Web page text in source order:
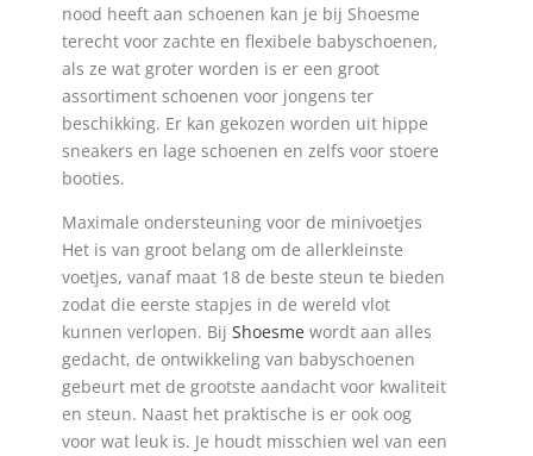
nood heeft aan schoenen kan je bij Shoesme
terecht voor zachte en flexibele babyschoenen,
als ze wat groter worden is er een groot
assortiment schoenen voor jongens ter
beschikking. Er kan gekozen worden uit hippe
sneakers en lage schoenen en zelfs voor stoere
booties.
Maximale ondersteuning voor de minivoetjes
Het is van groot belang om de allerkleinste
voetjes, vanaf maat 18 de beste steun te bieden
zodat die eerste stapjes in de wereld vlot
kunnen verlopen. Bij Shoesme wordt aan alles
gedacht, de ontwikkeling van babyschoenen
gebeurt met de grootste aandacht voor kwaliteit
en steun. Naast het praktische is er ook oog
voor wat leuk is. Je houdt misschien wel van een